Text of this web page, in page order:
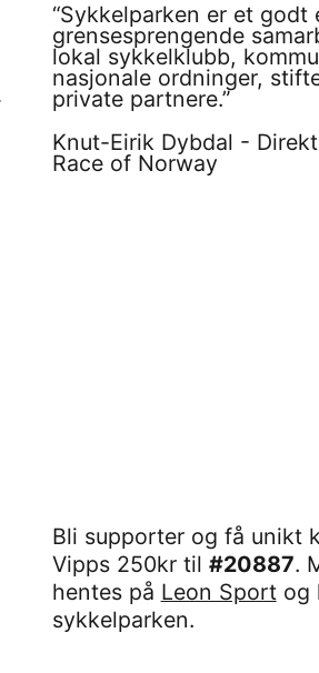
“Sykkelparken er et godt
grensesprengende
lokal sykkelklubb,
nasjonale ordninger,
private partnere.”
Knut-Eirik Dybdal -
Race of Norway
Bli supporter og få unikt
Vipps 250kr til #20887.
hentes på Leon Sportog
sykkelparken.